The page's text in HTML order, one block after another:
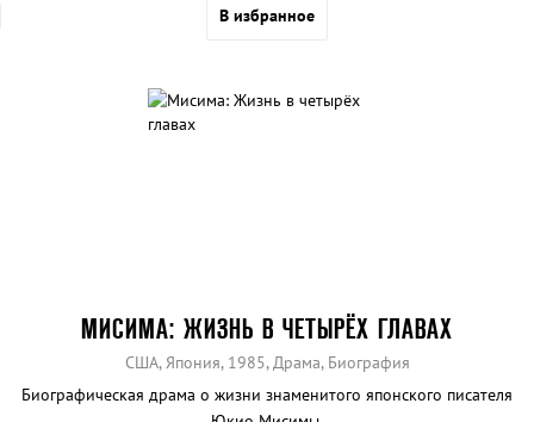
В избранное
МИСИМА: ЖИЗНЬ В ЧЕТЫРЁХ ГЛАВАХ
США, Япония, 1985, Драма, Биография
Биографическая драма о жизни знаменитого японского писателя